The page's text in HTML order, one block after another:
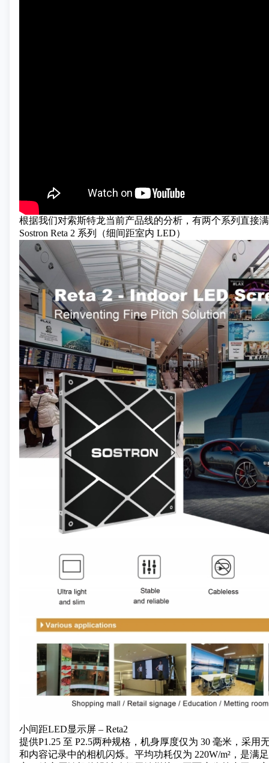
根据我们对索斯特龙当前产品线的分析，有两个系列直接
Sostron Reta 2 系列
（细间距室内 LED）
小间距LED显示屏 – Reta2
提供P1.25 至 P2.5两种规格，机身厚度仅为 30 毫米，采用
和内容记录中的相机闪烁。平均功耗仅为 220W/m²，是满